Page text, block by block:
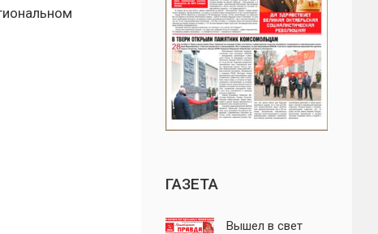
ГАЗЕТА
Вышел в свет